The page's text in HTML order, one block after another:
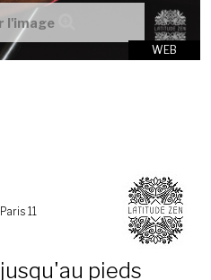
l'image
WEB
11
pieds